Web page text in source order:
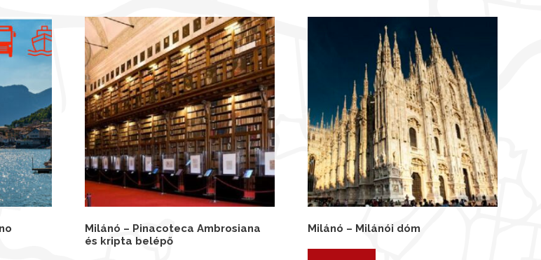
Milánó – Pinacoteca Ambrosiana
és kripta belépő
Milánó – Milánói dóm